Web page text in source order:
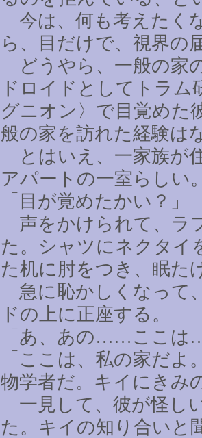
今は、何も考えたく
ら、目だけで、視界の
どうやら、一般の家
ドロイドとしてトラム
グニオン〉で目覚めた
般の家を訪れた経験は
とはいえ、一家族が
アパートの一室らしい
「目が覚めたかい？」
声をかけられて、ラ
た。シャツにネクタイ
た机に肘をつき、眠た
急に恥かしくなって
ドの上に正座する。
「あ、あの…… ここは
「ここは、私の家だ
物学者だ。キイにきみ
一見して、彼が怪し
た。キイの知り合いと